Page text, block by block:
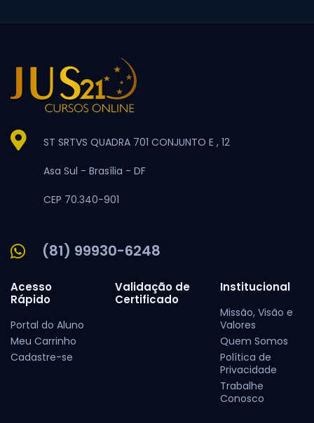
ST SRTVS QUADRA 701 CONJUNTO E , 12
Asa Sul - Brasília - DF
CEP 70.340-901
(81) 99930-6248
Acesso
Rápido
Portal do Aluno
Meu Carrinho
Cadastre-se
Validação de
Certificado
Institucional
Missão, Visão e
Valores
Quem Somos
Política de
Privacidade
Trabalhe
Conosco